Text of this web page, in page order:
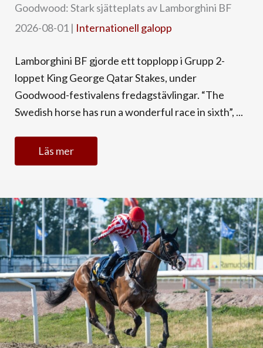
Goodwood: Stark sjätteplats av Lamborghini BF
2026-08-01 | Internationell galopp
Lamborghini BF gjorde ett topplopp i Grupp 2-
loppet King George Qatar Stakes, under
Goodwood-festivalens fredagstävlingar. “The
Swedish horse has run a wonderful race in sixth”, ...
Läs mer